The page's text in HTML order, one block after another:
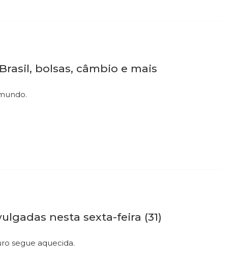
bolsas, câmbio e mais
nesta sexta-feira (31)
segue aquecida.